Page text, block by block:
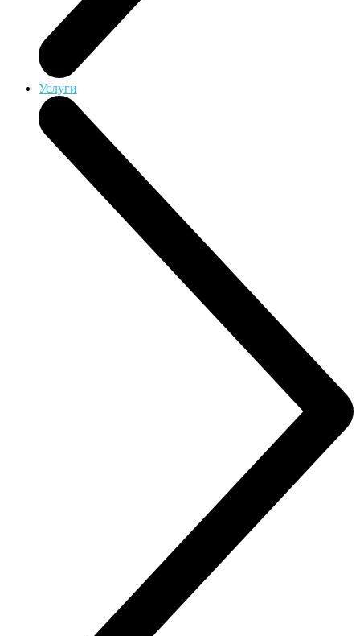
Услуги